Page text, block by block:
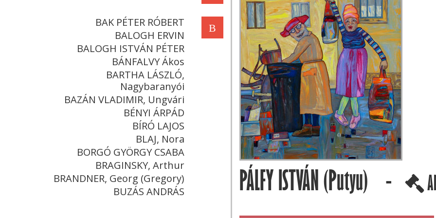
B
BAK PÉTER RÓBERT
BALOGH ERVIN
BALOGH ISTVÁN PÉTER
BÁNFALVY Ákos
BARTHA LÁSZLÓ,
Nagybaranyói
BAZÁN VLADIMIR, Ungvári
BÉNYI ÁRPÁD
BÍRÓ LAJOS
BLAJ, Nora
BORGÓ GYÖRGY CSABA
BRAGINSKY, Arthur
BRANDNER, Georg (Gregory)
BUZÁS ANDRÁS
PÁLFY ISTVÁN (Putyu) -